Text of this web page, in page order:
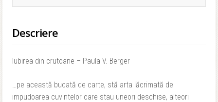
Descriere
Iubirea din crutoane – Paula V. Berger
…pe această bucată de carte, stă arta lăcrimată de
impudoarea cuvintelor care stau uneori deschise, alteori